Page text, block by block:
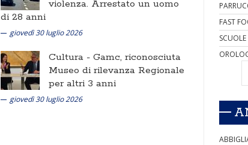
violenza. Arrestato un uomo
di 28 anni
giovedì 30 luglio 2026
Cultura - Gamc, riconosciuta
Museo di rilevanza Regionale
per altri 3 anni
giovedì 30 luglio 2026
FAST